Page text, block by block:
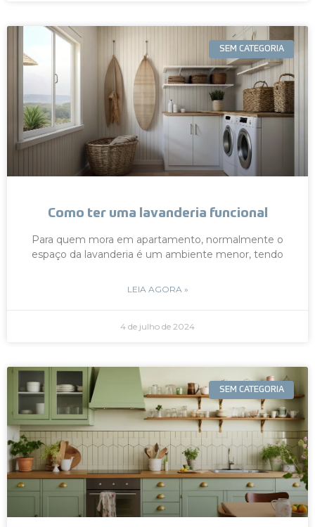
SEM CATEGORIA
Como ter uma lavanderia funcional
Para quem mora em apartamento, normalmente o
espaço da lavanderia é um ambiente menor, tendo
LEIA AGORA »
4 de julho de 2024
SEM CATEGORIA